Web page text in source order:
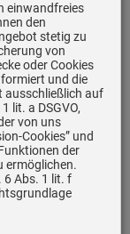
|
einwandfreies
den
stetig zu
von
oder Cookies
und die
ausschließlich auf
lit. a DSGVO,
von uns
Cookies” und
der
ermöglichen.
6 Abs. 1 lit. f